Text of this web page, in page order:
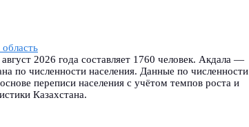
2026 года составляет 1760 человек. Акдала —
по численности населения. Данные по численности
переписи населения с учётом темпов роста и
Казахстана.